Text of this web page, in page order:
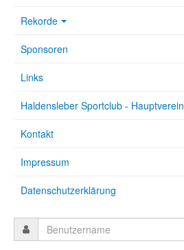
Rekorde
Sponsoren
Links
Haldensleber Sportclub - Hauptverein
Kontakt
Impressum
Datenschutzerklärung